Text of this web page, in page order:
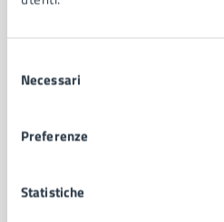
delNecessari
Preferenze
Statistiche
Municipalità
Enti e fondazioni
Politici
Documenti e dati